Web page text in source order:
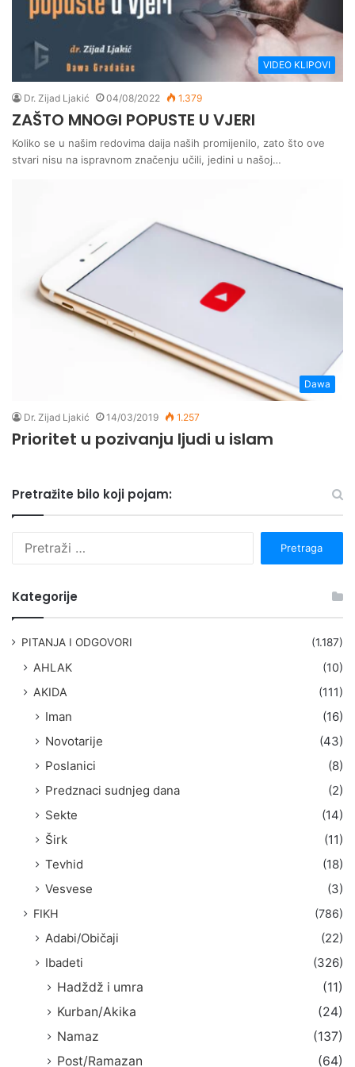
VIDEO KLIPOVI
Dr. Zijad Ljakić 04/08/2022 1.379
ZAŠTO MNOGI POPUSTE U VJERI
Koliko se u našim redovima daija naših promijenilo, zato što ove
stvari nisu na ispravnom značenju učili, jedini u našoj…
Dawa
Dr. Zijad Ljakić 14/03/2019 1.257
Prioritet u pozivanju ljudi u islam
Pretražite bilo koji pojam:
Kategorije
PITANJA I ODGOVORI (1.187)
AHLAK
(10)
AKIDA
(111)
Iman
(16)
Novotarije
(43)
Poslanici
(8)
Predznaci sudnjeg dana
(2)
Sekte
(14)
Širk
(11)
Tevhid
(18)
Vesvese
(3)
FIKH (786)
Adabi/Običaji
(22)
Ibadeti
(326)
Hadždž i umra
(11)
Kurban/Akika
(24)
Namaz
(137)
Post/Ramazan
(64)